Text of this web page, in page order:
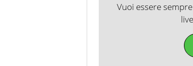
Vuoi essere